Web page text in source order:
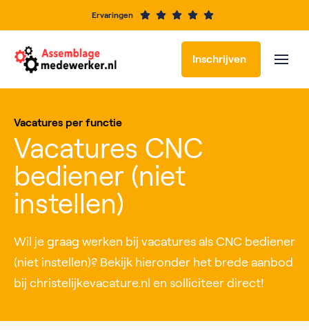
Ervaringen
Inschrijven
Vacatures per functie
Vacatures CNC
bediener (niet
instellen)
Wil je graag werken bij vacatures als CNC bediener
(niet instellen)? Bekijk hieronder het brede aanbod
bij christelijkevacature.nl en solliciteer direct!